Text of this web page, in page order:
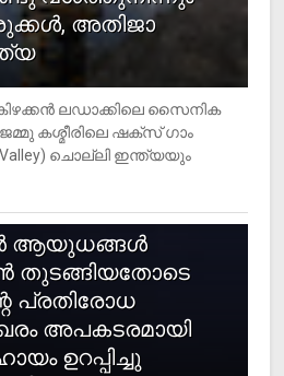
അതിജാ​
ലഡാക്കിലെ സൈനിക
ജമ്മു കശ്മീരിലെ ഷക്സ് ​ഗാം
Valley) ചൊല്ലി ഇന്ത്യയും
ആയുധങ്ങള്‍
തുടങ്ങിയതോടെ
പ്രതിരോധ
അപകടരമായി
ഉറപ്പിച്ചു